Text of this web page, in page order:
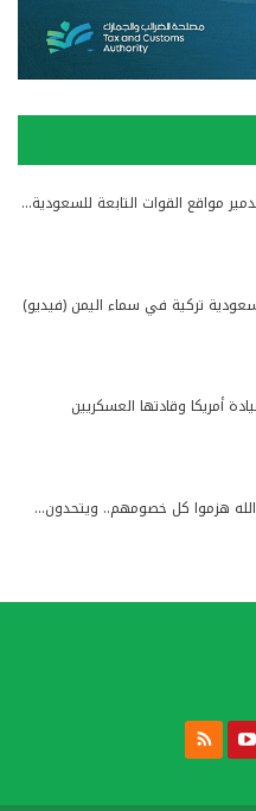
مواقع القوات التابعة للسعودية…
تركية في سماء اليمن (فيديو)
أمريكا وقادتها العسكريين
الله هزموا كل خصومهم.. ويتحدون…